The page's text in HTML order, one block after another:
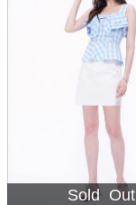
Sold Out